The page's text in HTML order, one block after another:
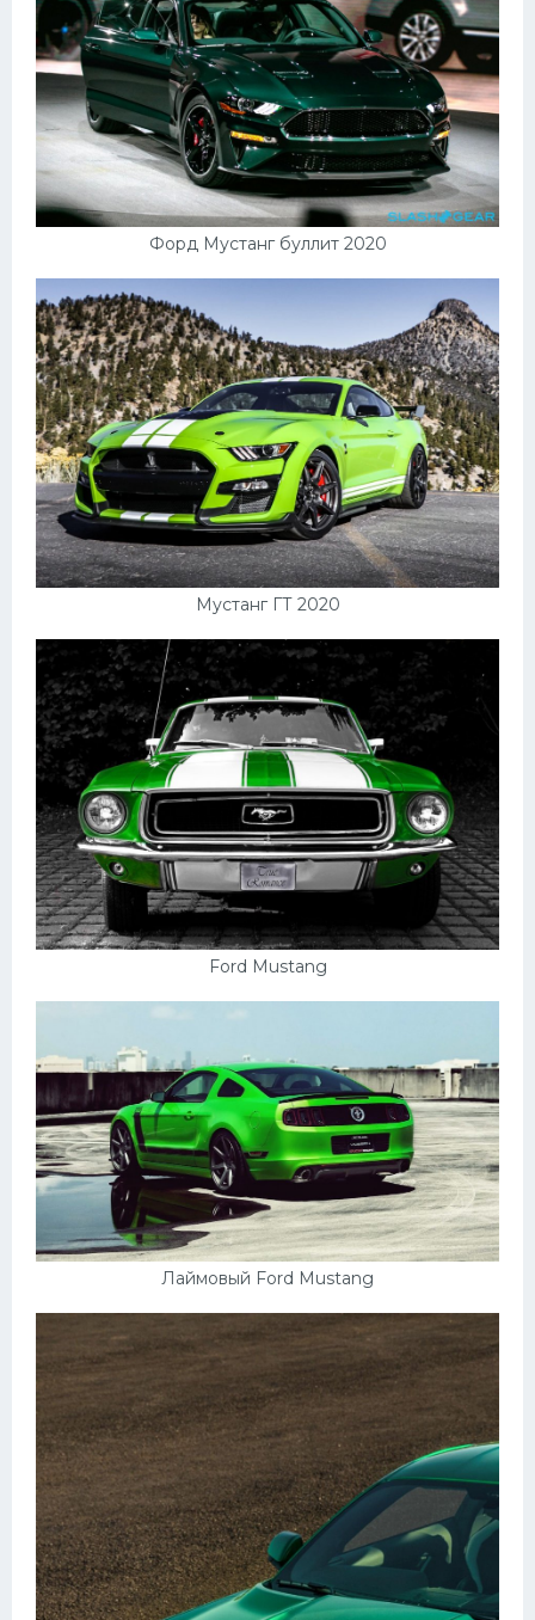
Форд Мустанг буллит 2020
Мустанг ГТ 2020
Ford Mustang
Лаймовый Ford Mustang